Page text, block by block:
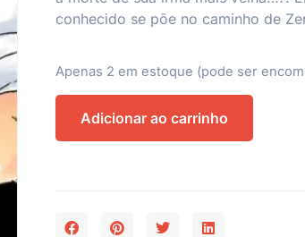
conhecido se põe no caminho de
Apenas 2 em estoque (pode ser
Adicionar ao carrinho